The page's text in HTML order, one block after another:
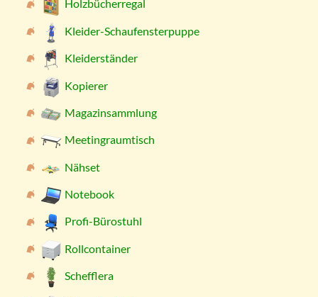
Holzbücherregal
Kleider-Schaufensterpuppe
Kleiderständer
Kopierer
Magazinsammlung
Meetingraumtisch
Nähset
Notebook
Profi-Bürostuhl
Rollcontainer
Schefflera